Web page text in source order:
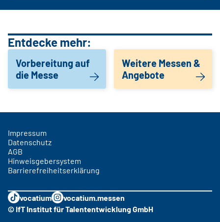
Entdecke mehr:
Vorbereitung auf
die Messe
Weitere Messen &
Angebote
Impressum
Datenschutz
AGB
Hinweisgebersystem
Barrierefreiheitserklärung
vocatium
vocatium.messen
© IfT Institut für Talententwicklung GmbH